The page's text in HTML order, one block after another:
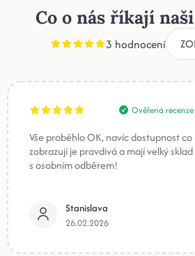
Co o nás říkají
3 hodnocení
Ověřená recenze
Vše proběhlo OK, navíc dostupnost co
zobrazují je pravdivá a mají velký sklad
s osobním odběrem!
Stanislava
26.02.2026